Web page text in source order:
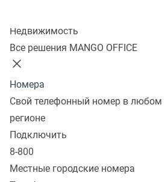
Недвижимость
Все решения MANGO OFFICE
Номера
Свой телефонный номер в любом
регионе
Подключить
8-800
Местные городские номера
Сервисы MANGO OFFICE легко и
интегрировать с самыми
системами и другими
300+ готовых интеграций
подключения, в них
востребованные клиентами
Если подходящей готовой
экосистемой MANGO OFFICE в